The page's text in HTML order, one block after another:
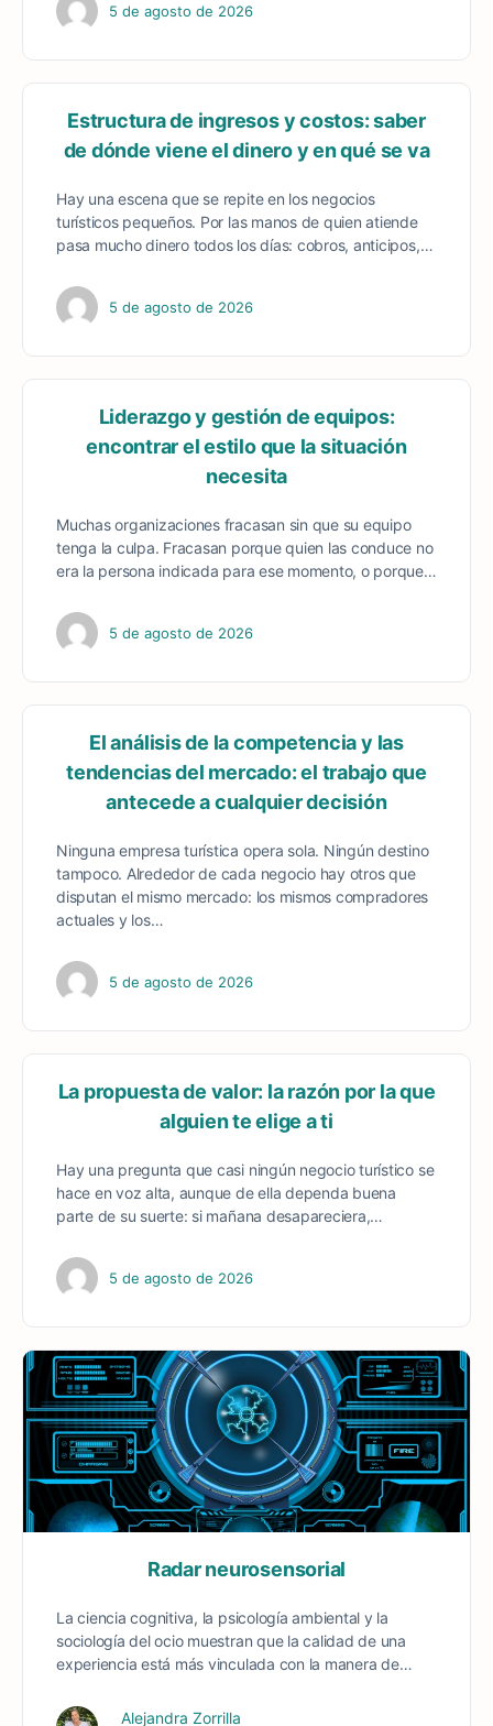
5 de agosto de 2026
Estructura de ingresos y costos: saber
de dónde viene el dinero y en qué se va
Hay una escena que se repite en los negocios
turísticos pequeños. Por las manos de quien atiende
pasa mucho dinero todos los días: cobros, anticipos,…
5 de agosto de 2026
Liderazgo y gestión de equipos:
encontrar el estilo que la situación
necesita
Muchas organizaciones fracasan sin que su equipo
tenga la culpa. Fracasan porque quien las conduce no
era la persona indicada para ese momento, o porque…
5 de agosto de 2026
El análisis de la competencia y las
tendencias del mercado: el trabajo que
antecede a cualquier decisión
Ninguna empresa turística opera sola. Ningún destino
tampoco. Alrededor de cada negocio hay otros que
disputan el mismo mercado: los mismos compradores
actuales y los…
5 de agosto de 2026
La propuesta de valor: la razón por la que
alguien te elige a ti
Hay una pregunta que casi ningún negocio turístico se
hace en voz alta, aunque de ella dependa buena
parte de su suerte: si mañana desapareciera,…
5 de agosto de 2026
Radar neurosensorial
La ciencia cognitiva, la psicología ambiental y la
sociología del ocio muestran que la calidad de una
experiencia está más vinculada con la manera de…
Alejandra Zorrilla